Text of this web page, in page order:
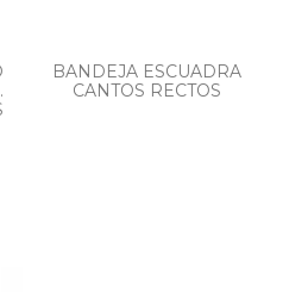
BANDEJA ESCUADRA
CANTOS RECTOS